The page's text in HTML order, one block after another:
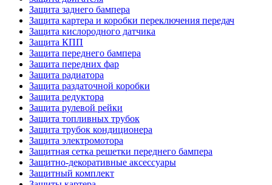
Защита заднего бампера
Защита картера и коробки переключения передач
Защита кислородного датчика
Защита КПП
Защита переднего бампера
Защита передних фар
Защита радиатора
Защита раздаточной коробки
Защита редуктора
Защита рулевой рейки
Защита топливных трубок
Защита трубок кондиционера
Защита электромотора
Защитная сетка решетки переднего бампера
Защитно-декоративные аксессуары
Защитный комплект